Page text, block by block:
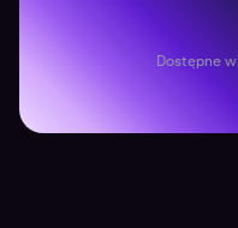
Dostępne w